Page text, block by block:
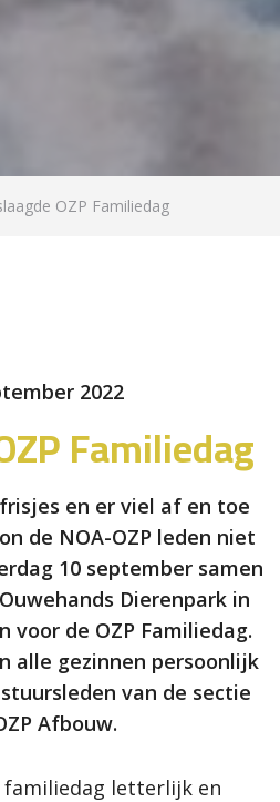
OZP Familiedag
2022
Familiedag
en er viel af en toe
de NOA-OZP leden niet
10 september samen
Dierenpark in
voor de OZP Familiedag.
alle gezinnen persoonlijk
van de sectie
Afbouw.
letterlijk en